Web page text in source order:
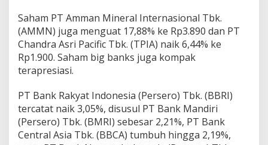
Saham PT Amman Mineral Internasional Tbk.
(AMMN) juga menguat 17,88% ke Rp3.890 dan PT
Chandra Asri Pacific Tbk. (TPIA) naik 6,44% ke
Rp1.900. Saham big banks juga kompak
terapresiasi.
PT Bank Rakyat Indonesia (Persero) Tbk. (BBRI)
tercatat naik 3,05%, disusul PT Bank Mandiri
(Persero) Tbk. (BMRI) sebesar 2,21%, PT Bank
Central Asia Tbk. (BBCA) tumbuh hingga 2,19%,